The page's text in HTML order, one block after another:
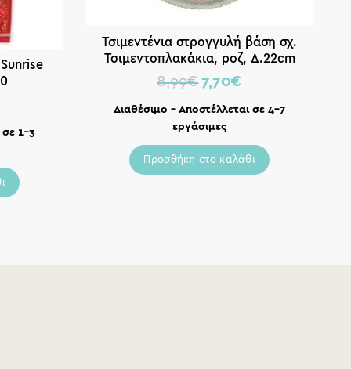
σε 1-3
Τσιμεντένια στρογγυλή βάση σχ.
Τσιμεντοπλακάκια, ροζ, Δ.22cm
8,99€ 7,70€
Διαθέσιμο – Αποστέλλεται σε 4-7
εργάσιμες
Προσθήκη στο καλάθι